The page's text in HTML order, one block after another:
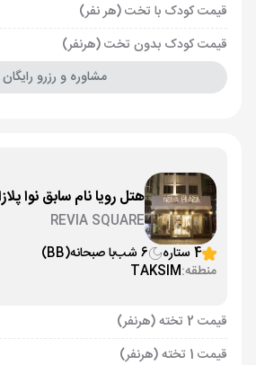
قیمت کودک با تخت (هر نفر)
قیمت کودک بدون تخت (هرنفر)
مشاوره و رزرو رایگان
هتل رویا نام سابق نوا
REVIA SQUARE
4 ستاره
6 شب با صبحانه(BB)
منطقه:TAKSIM
قیمت 2 تخته (هرنفر)
قیمت 1 تخته (هرنفر)